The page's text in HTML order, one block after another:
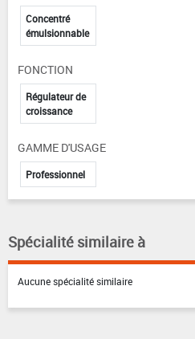
Concentré
émulsionnable
FONCTION
Régulateur de
croissance
GAMME D'USAGE
Professionnel
Spécialité similaire à
Aucune spécialité similaire